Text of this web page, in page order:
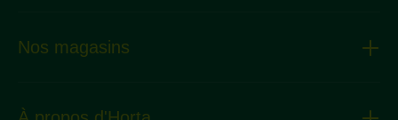
Nos magasins